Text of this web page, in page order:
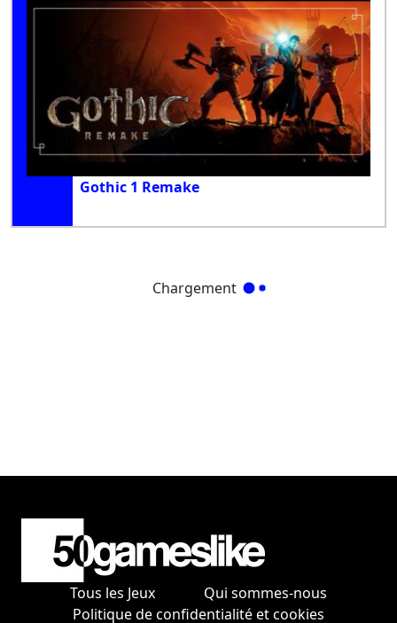
Gothic 1 Remake
Chargement
Tous les Jeux
Qui sommes-nous
Politique de confidentialité et cookies